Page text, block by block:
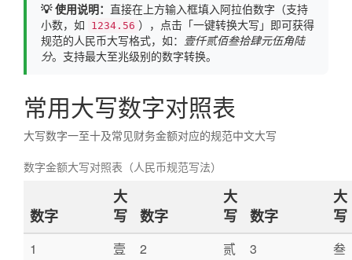
💡 使用说明： 直接在上方输入框填入阿拉伯数字（支持
小数，如
1234.56 ），点击「一键转换大写」即可获得
规范的人民币大写格式，如： 壹仟贰佰叁拾肆元伍角陆
分。支持最大至兆级别的数字转换。
常用大写数字对照表
大写数字一至十及常见财务金额对应的规范中文大写
数字金额大写对照表（人民币规范写法）
数字
大
写
数字
大
写
数字
大
写
1 壹 2 贰 3
叁